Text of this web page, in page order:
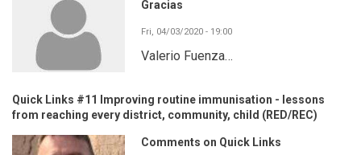
Gracias
Fri, 04/03/2020 - 19:00
Valerio Fuenza…
Quick Links #11 Improving routine immunisation - lessons
from reaching every district, community, child (RED/REC)
Comments on Quick Links